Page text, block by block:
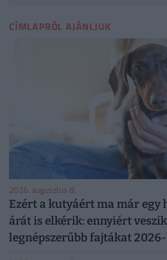
CÍMLAPRÓL AJÁNLJUK
2026. augusztus 8.
Ezért a kutyáért ma már egy
árát is elkérik: ennyiért
legnépszerűbb fajtákat